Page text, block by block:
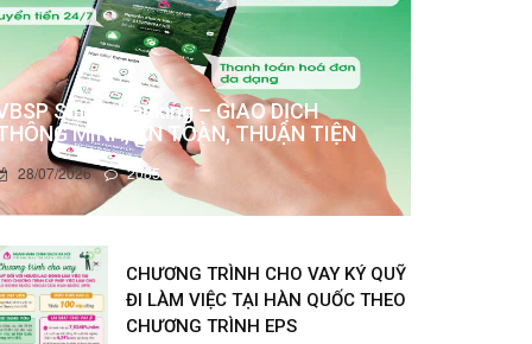
Smart Banking – GIAO DỊCH
MINH, AN TOÀN, THUẬN TIỆN
28/07/2026 2085
CHƯƠNG TRÌNH CHO VAY KÝ QUỸ
ĐI LÀM VIỆC TẠI HÀN QUỐC THEO
CHƯƠNG TRÌNH EPS